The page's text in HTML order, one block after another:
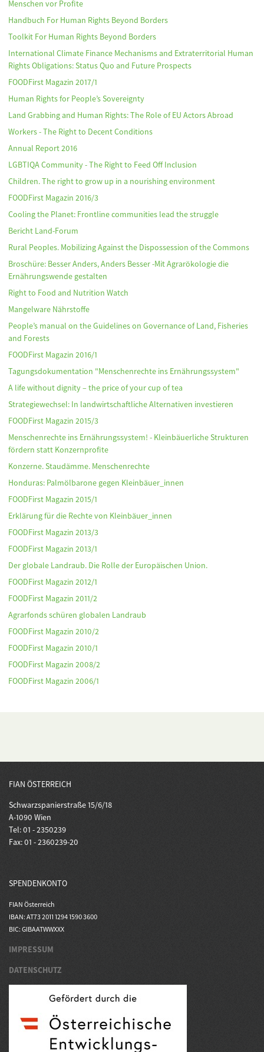
Menschen vor Profite
Handbuch For Human Rights Beyond Borders
Toolkit For Human Rights Beyond Borders
International Climate Finance Mechanisms and Extraterritorial Human
Rights Obligations: Status Quo and Future Prospects
FOODFirst Magazin 2017/1
Human Rights for People’s Sovereignty
Land Grabbing and Human Rights: The Role of EU Actors Abroad
Workers - The Right to Decent Conditions
Annual Report 2016
LGBTIQA Community - The Right to Feed Off Inclusion
Children. The right to grow up in a nourishing environment
FOODFirst Magazin 2016/3
Cooling the Planet: Frontline communities lead the struggle
Bericht Land-Forum
Rural Peoples. Mobilizing Against the Dispossession of the Commons
Broschüre: Besser Anders, Anders Besser -Mit Agrarökologie die
Ernährungswende gestalten
Right to Food and Nutrition Watch
Mangelware Nährstoffe
People’s manual on the Guidelines on Governance of Land, Fisheries
and Forests
FOODFirst Magazin 2016/1
Tagungsdokumentation "Menschenrechte ins Ernährungssystem"
A life without dignity – the price of your cup of tea
Strategiewechsel: In landwirtschaftliche Alternativen investieren
FOODFirst Magazin 2015/3
Menschenrechte ins Ernährungssystem! - Kleinbäuerliche Strukturen
fördern statt Konzernprofite
Konzerne. Staudämme. Menschenrechte
Honduras: Palmölbarone gegen Kleinbäuer_innen
FOODFirst Magazin 2015/1
Erklärung für die Rechte von Kleinbäuer_innen
FOODFirst Magazin 2013/3
FOODFirst Magazin 2013/1
Der globale Landraub. Die Rolle der Europäischen Union.
FOODFirst Magazin 2012/1
FOODFirst Magazin 2011/2
Agrarfonds schüren globalen Landraub
FOODFirst Magazin 2010/2
FOODFirst Magazin 2010/1
FOODFirst Magazin 2008/2
FOODFirst Magazin 2006/1
FIAN ÖSTERREICH
Schwarzspanierstraße 15/6/18
A-1090 Wien
Tel: 01 - 2350239
Fax: 01 - 2360239-20
SPENDENKONTO
FIAN Österreich
IBAN: AT73 2011 1294 1590 3600
BIC: GIBAATWWXXX
IMPRESSUM
DATENSCHUTZ